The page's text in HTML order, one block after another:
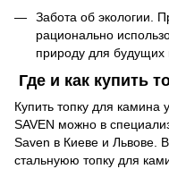
Забота об экологии.
рационально
природу для будущих
Где и как купить
Купить топку для камина
SAVEN можно в
Saven в Киеве и Львове.
стальнуюю топку для